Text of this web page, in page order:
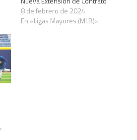
8 de febrero de 2024
En «Ligas Mayores (MLB)»